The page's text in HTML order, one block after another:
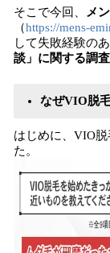
そこで今回、 メ
（https://mens-
して失敗経験の
談」に関する調査
なぜVIO脱
はじめに、VIO
た。